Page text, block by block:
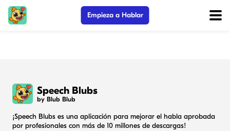
Empieza a Hablar
Speech Blubs
by Blub Blub
¡Speech Blubs es una aplicación para mejorar el habla aprobada
por profesionales con más de 10 millones de descargas!